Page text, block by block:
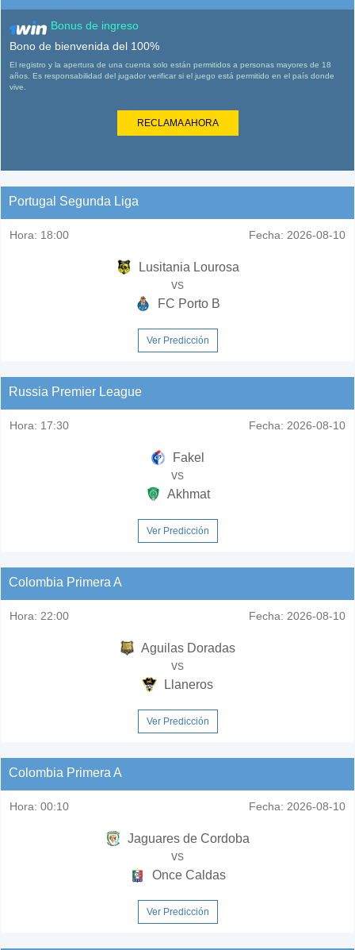
Bonus de ingreso
Bono de bienvenida del 100%
El registro y la apertura de una cuenta solo están permitidos a personas mayores de 18
años. Es responsabilidad del jugador verificar si el juego está permitido en el país donde
vive.
RECLAMA AHORA
Portugal Segunda Liga
Hora: 18:00 Fecha: 2026-08-10
Lusitania Lourosa
vs
FC Porto B
Ver Predicción
Russia Premier League
Hora: 17:30 Fecha: 2026-08-10
Fakel
vs
Akhmat
Ver Predicción
Colombia Primera A
Hora: 22:00 Fecha: 2026-08-10
Aguilas Doradas
vs
Llaneros
Ver Predicción
Colombia Primera A
Hora: 00:10 Fecha: 2026-08-10
Jaguares de Cordoba
vs
Once Caldas
Ver Predicción